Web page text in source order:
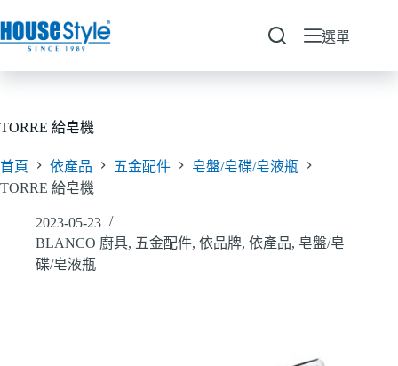
至
要
選單
TORRE 給皂機
首頁 依產品 五金配件
皂盤/皂碟/皂液瓶
TORRE 給皂機
2023-05-23
BLANCO 廚具, 五金配件, 依品牌, 依產品, 皂盤/皂
碟/皂液瓶